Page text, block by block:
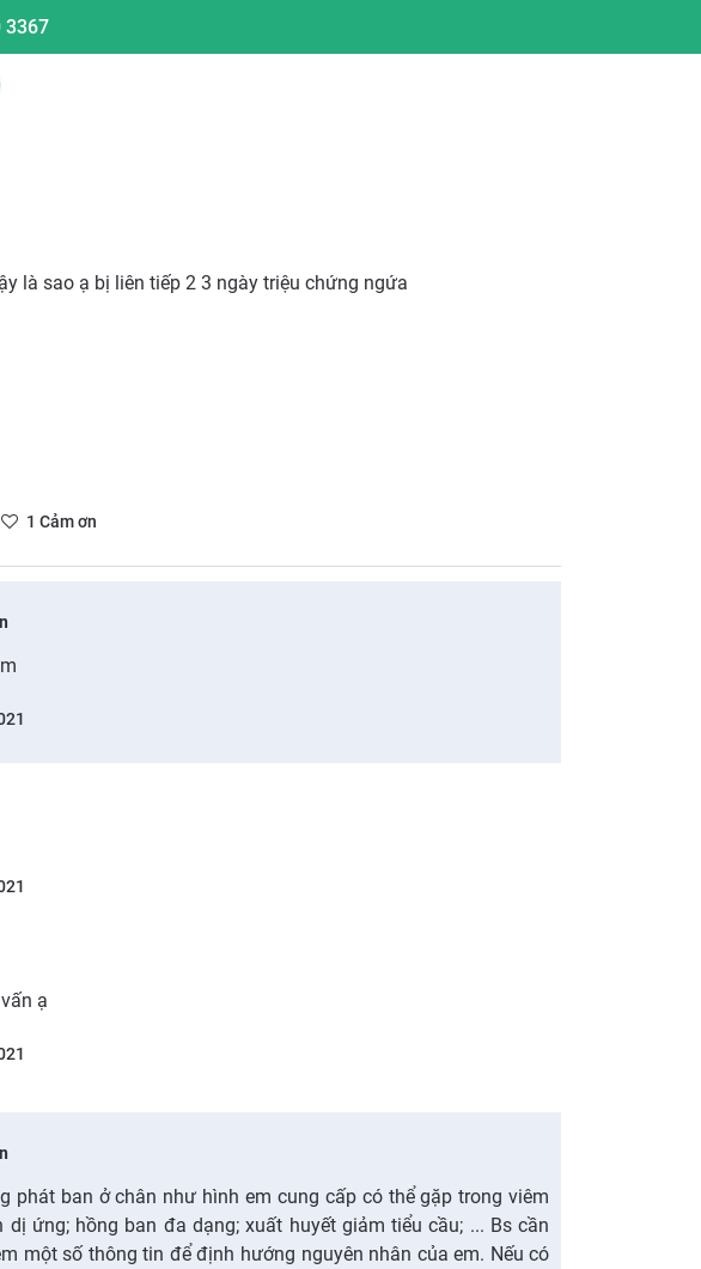
3367
là sao ạ bị liên tiếp 2 3 ngày triệu chứng ngứa
1 Cảm ơn
ạ
phát ban ở chân như hình em cung cấp có thể gặp trong viêm
dị ứng; hồng ban đa dạng; xuất huyết giảm tiểu cầu; ... Bs cần
một số thông tin để định hướng nguyên nhân của em. Nếu có